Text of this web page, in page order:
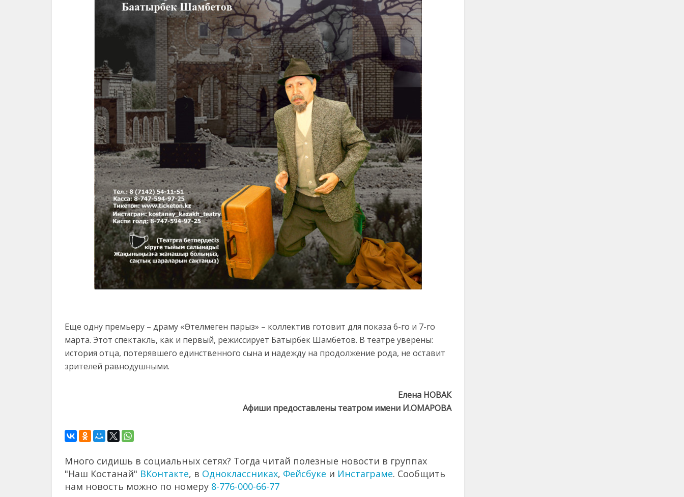
Еще одну премьеру – драму «Өтелмеген парыз» – коллектив готовит для показа 6-го и 7-го
марта. Этот спектакль, как и первый, режиссирует Батырбек Шамбетов. В театре уверены:
история отца, потерявшего единственного сына и надежду на продолжение рода, не оставит
зрителей равнодушными.
Елена НОВАК
Афиши предоставлены театром имени И.ОМАРОВА
Много сидишь в социальных сетях? Тогда читай полезные новости в группах
"Наш Костанай" ВКонтакте, в Одноклассниках, Фейсбуке и Инстаграме. Сообщить
нам новость можно по номеру 8-776-000-66-77